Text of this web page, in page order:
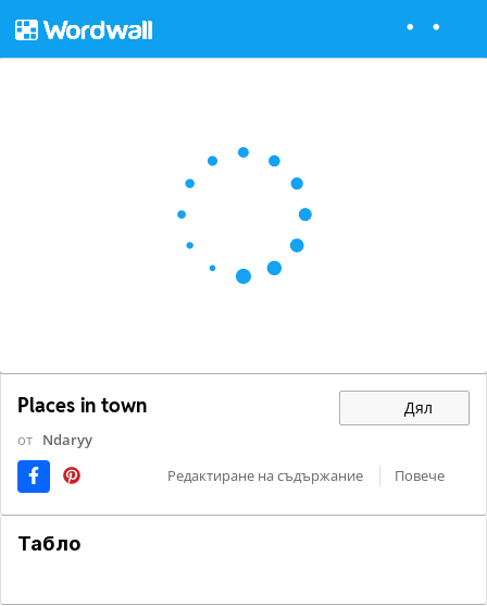
Places in town Дял
от Ndaryy
Редактиране на съдържание
Повече
Табло